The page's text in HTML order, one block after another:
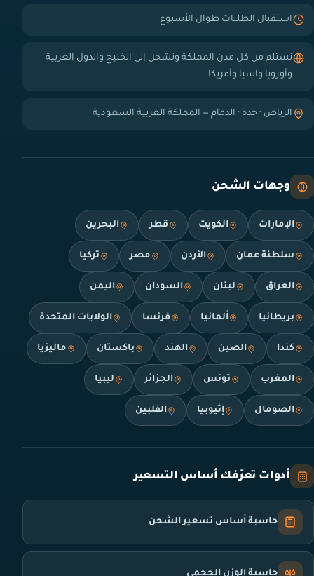
استقبال الطلبات طوال الأسبوع
نستلم من كل مدن المملكة ونشحن إلى الخليج والدول العربية
وأوروبا وآسيا وأمريكا
الرياض · جدة · الدمام — المملكة العربية السعودية
وجهات الشحن
الإمارات الكويت قطر البحرين
سلطنة عمان الأردن مصر تركيا
العراق لبنان السودان اليمن
بريطانيا ألمانيا فرنسا الولايات المتحدة
كندا الصين الهند باكستان ماليزيا
المغرب تونس الجزائر ليبيا
الصومال إثيوبيا الفلبين
أدوات تعرّفك أساس التسعير
حاسبة أساس تسعير الشحن
حاسبة الوزن الحجمي